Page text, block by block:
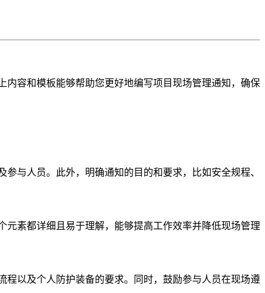
容和模板能够帮助您更好地编写项目现场管理通知，确保
与人员。此外，明确通知的目的和要求，比如安全规程、
素都详细且易于理解，能够提高工作效率并降低现场管理
以及个人防护装备的要求。同时，鼓励参与人员在现场遵